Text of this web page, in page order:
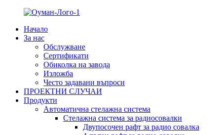
Начало
За нас
Обслужване
Сертификати
Обиколка на завода
Изложба
Често задавани въпроси
ПРОЕКТНИ СЛУЧАИ
Продукти
Автоматична стелажна система
Стелажна система за радиосовалки
Двупосочен рафт за радио совалка